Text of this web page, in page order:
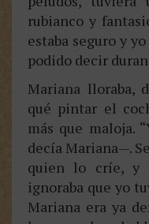
rubianco y
estaba seguro y
podido decir
Mariana lloraba,
qué pintar el
más que maloja.
decía Mariana—.
quien lo críe, y
ignoraba que yo
Mariana era ya